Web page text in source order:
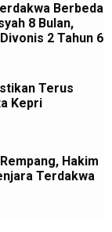
Berbeda
8 Bulan,
2 Tahun 6
Terus
Kepri
Hakim
Terdakwa